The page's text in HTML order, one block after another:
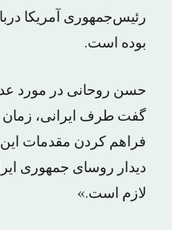
رئیس‌جمهوری آمریکا
بوده است.
حسن روحانی در مورد عدم
گفت طرف ایرانی، زمان
فراهم کردن مقدمات این
دیدار روسای جمهوری
لازم است.»